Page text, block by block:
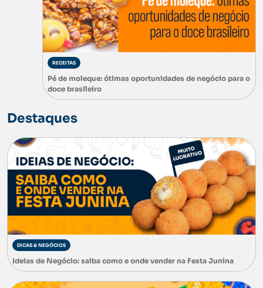
RECEITAS
Pé de moleque: ótimas oportunidades de negócio para o
doce brasileiro
Destaques
DICAS & NEGÓCIOS
Ideias de Negócio: saiba como e onde vender na Festa Junina